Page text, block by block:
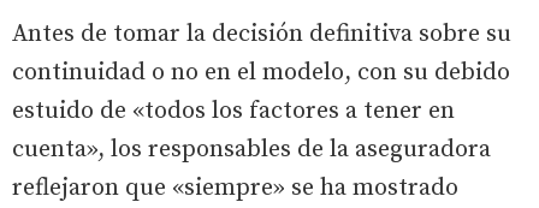
Antes de tomar la decisión definitiva sobre su
continuidad o no en el modelo, con su debido
estuido de «todos los factores a tener en
cuenta», los responsables de la aseguradora
reflejaron que «siempre» se ha mostrado